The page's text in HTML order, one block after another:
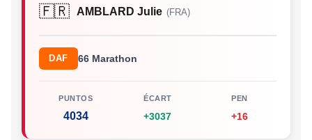
🇫🇷 AMBLARD Julie (FRA)
DAF 66 Marathon
PUNTOS
4034
ÉCART
+3037
PEN
+16